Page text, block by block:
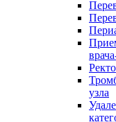
узла